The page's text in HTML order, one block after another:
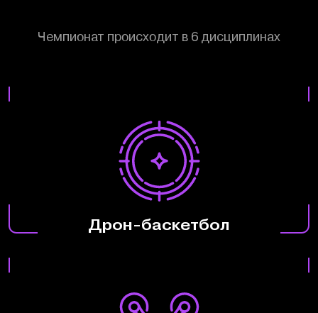
Чемпионат происходит в 6 дисциплинах
Дрон-баскетбол